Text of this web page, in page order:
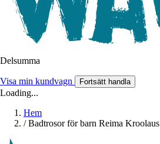
Delsumma
Visa min kundvagn Fortsätt handla
Loading...
Hem
/ Badtrosor för barn Reima Kroolaus